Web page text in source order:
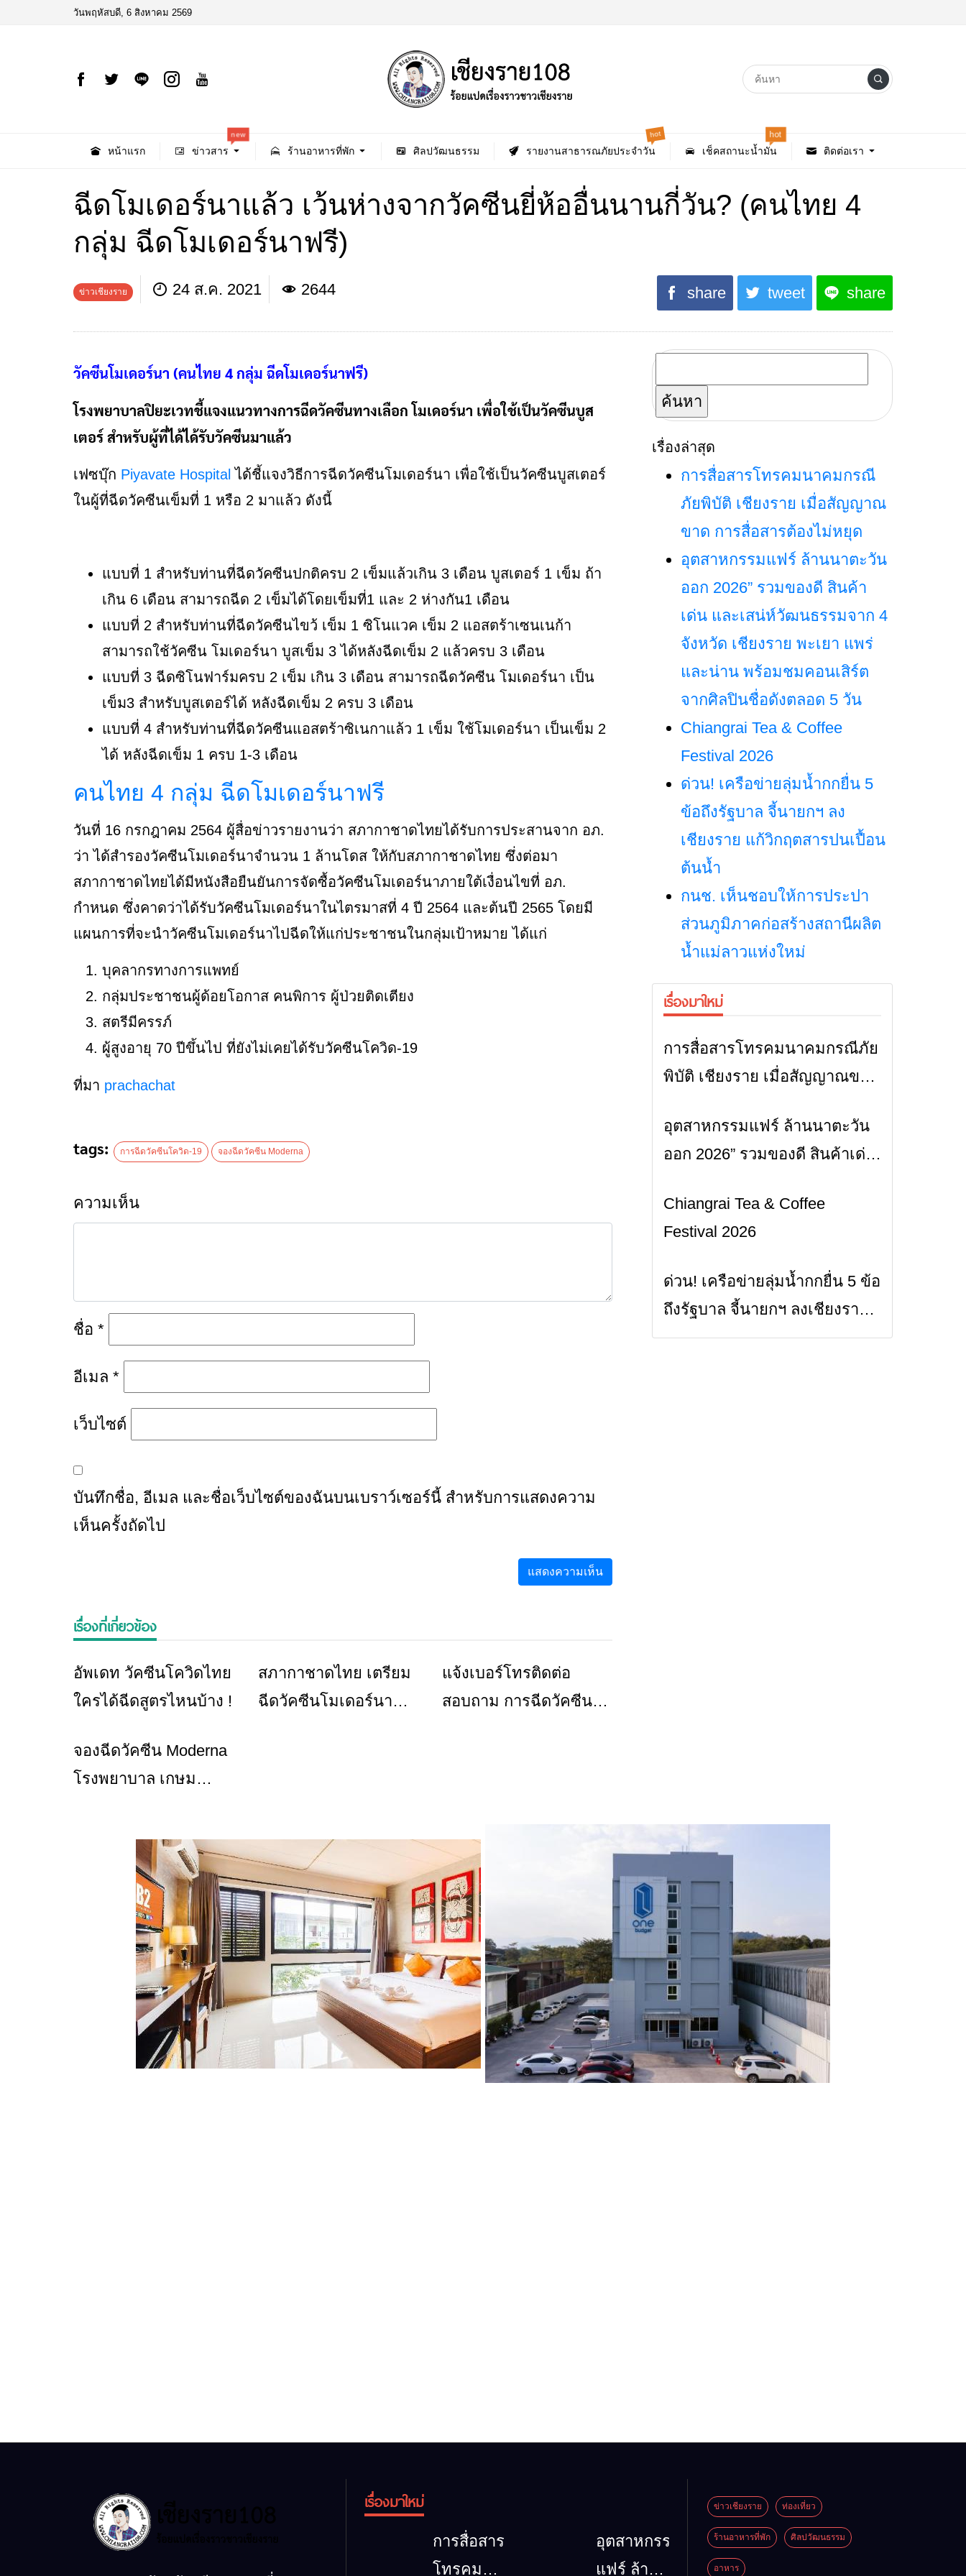
วันพฤหัสบดี, 6 สิงหาคม 2569
หน้าแรก ข่าวสาร
new
ร้านอาหารที่พัก ศิลปวัฒนธรรม รายงานสาธารณภัยประจำวัน
hot
เช็คสถานะน้ำมัน
hot
ติดต่อเรา
ฉีดโมเดอร์นาแล้ว เว้นห่างจากวัคซีนยี่ห้ออื่นนานกี่วัน? (คนไทย 4
กลุ่ม ฉีดโมเดอร์นาฟรี)
ข่าวเชียงราย 24 ส.ค. 2021 2644 share tweet share
วัคซีนโมเดอร์นา (คนไทย 4 กลุ่ม ฉีดโมเดอร์นาฟรี)
โรงพยาบาลปิยะเวทชี้แจงแนวทางการฉีดวัคซีนทางเลือก โมเดอร์นา เพื่อใช้เป็นวัคซีนบูส
เตอร์ สำหรับผู้ที่ได้ได้รับวัคซีนมาแล้ว
เฟซบุ๊ก Piyavate Hospital ได้ชี้แจงวิธีการฉีดวัคซีนโมเดอร์นา เพื่อใช้เป็นวัคซีนบูสเตอร์
ในผู้ที่ฉีดวัคซีนเข็มที่ 1 หรือ 2 มาแล้ว ดังนี้
แบบที่ 1 สำหรับท่านที่ฉีดวัคซีนปกติครบ 2 เข็มแล้วเกิน 3 เดือน บูสเตอร์ 1 เข็ม ถ้า
เกิน 6 เดือน สามารถฉีด 2 เข็มได้โดยเข็มที่1 และ 2 ห่างกัน1 เดือน
แบบที่ 2 สำหรับท่านที่ฉีดวัคซีนไขว้ เข็ม 1 ซิโนแวค เข็ม 2 แอสตร้าเซนเนก้า
สามารถใช้วัคซีน โมเดอร์นา บูสเข็ม 3 ได้หลังฉีดเข็ม 2 แล้วครบ 3 เดือน
แบบที่ 3 ฉีดซิโนฟาร์มครบ 2 เข็ม เกิน 3 เดือน สามารถฉีดวัคซีน โมเดอร์นา เป็น
เข็ม3 สำหรับบูสเตอร์ได้ หลังฉีดเข็ม 2 ครบ 3 เดือน
แบบที่ 4 สำหรับท่านที่ฉีดวัคซีนแอสตร้าซิเนกาแล้ว 1 เข็ม ใช้โมเดอร์นา เป็นเข็ม 2
ได้ หลังฉีดเข็ม 1 ครบ 1-3 เดือน
คนไทย 4 กลุ่ม ฉีดโมเดอร์นาฟรี
วันที่ 16 กรกฎาคม 2564 ผู้สื่อข่าวรายงานว่า สภากาชาดไทยได้รับการประสานจาก อภ.
ว่า ได้สำรองวัคซีนโมเดอร์นาจำนวน 1 ล้านโดส ให้กับสภากาชาดไทย ซึ่งต่อมา
สภากาชาดไทยได้มีหนังสือยืนยันการจัดซื้อวัคซีนโมเดอร์นาภายใต้เงื่อนไขที่ อภ.
กำหนด ซึ่งคาดว่าได้รับวัคซีนโมเดอร์นาในไตรมาสที่ 4 ปี 2564 และต้นปี 2565 โดยมี
แผนการที่จะนำวัคซีนโมเดอร์นาไปฉีดให้แก่ประชาชนในกลุ่มเป้าหมาย ได้แก่
บุคลากรทางการแพทย์
กลุ่มประชาชนผู้ด้อยโอกาส คนพิการ ผู้ป่วยติดเตียง
สตรีมีครรภ์
ผู้สูงอายุ 70 ปีขึ้นไป ที่ยังไม่เคยได้รับวัคซีนโควิด-19
ที่มา prachachat
tags: การฉีดวัคซีนโควิด-19 จองฉีดวัคซีน Moderna
ความเห็น
ชื่อ *
อีเมล *
เว็บไซต์
บันทึกชื่อ, อีเมล และชื่อเว็บไซต์ของฉันบนเบราว์เซอร์นี้ สำหรับการแสดงความ
เห็นครั้งถัดไป
เรื่องที่เกี่ยวข้อง
ข่าวเชียงราย
อัพเดท วัคซีนโควิดไทย
ใครได้ฉีดสูตรไหนบ้าง !
ข่าวเชียงราย
สภากาชาดไทย เตรียม
ฉีดวัคซีนโมเดอร์นา
ข่าวเชียงราย
แจ้งเบอร์โทรติดต่อ
สอบถาม การฉีดวัคซีนโค
ข่าวเชียงราย
จองฉีดวัคซีน Moderna
โรงพยาบาล เกษม
ค้นหา
สำหรับ:
เรื่องล่าสุด
การสื่อสารโทรคมนาคมกรณี
ภัยพิบัติ เชียงราย เมื่อสัญญาณ
ขาด การสื่อสารต้องไม่หยุด
อุตสาหกรรมแฟร์ ล้านนาตะวัน
ออก 2026” รวมของดี สินค้า
เด่น และเสน่ห์วัฒนธรรมจาก 4
จังหวัด เชียงราย พะเยา แพร่
และน่าน พร้อมชมคอนเสิร์ต
จากศิลปินชื่อดังตลอด 5 วัน
Chiangrai Tea & Coffee
Festival 2026
ด่วน! เครือข่ายลุ่มน้ำกกยื่น 5
ข้อถึงรัฐบาล จี้นายกฯ ลง
เชียงราย แก้วิกฤตสารปนเปื้อน
ต้นน้ำ
กนช. เห็นชอบให้การประปา
ส่วนภูมิภาคก่อสร้างสถานีผลิต
น้ำแม่ลาวแห่งใหม่
เรื่องมาใหม่
ข่าวเชียงราย
การสื่อสารโทรคมนาคมกรณีภัย
พิบัติ เชียงราย เมื่อสัญญาณขาด
ข่าวเชียงราย
อุตสาหกรรมแฟร์ ล้านนาตะวัน
ออก 2026” รวมของดี สินค้าเด่น
จังหวัด เชียงราย พะเยา แพร่
และน่าน พร้อมชมคอนเสิร์ตจาก
ศิลปินชื่อดังตลอด 5 วัน
ข่าวเชียงราย
Chiangrai Tea & Coffee
Festival 2026
ข่าวเชียงราย
ด่วน! เครือข่ายลุ่มน้ำกกยื่น 5 ข้อ
ถึงรัฐบาล จี้นายกฯ ลงเชียงราย
แก้วิกฤตสารปนเปื้อนต้นน้ำ
เรื่องมาใหม่
การสื่อสาร
โทรคมนาคม
อุตสาหกรรม
แฟร์ ล้าน
ข่าวเชียงราย ท่องเที่ยว
ร้านอาหารที่พัก ศิลปวัฒนธรรม
อาหาร